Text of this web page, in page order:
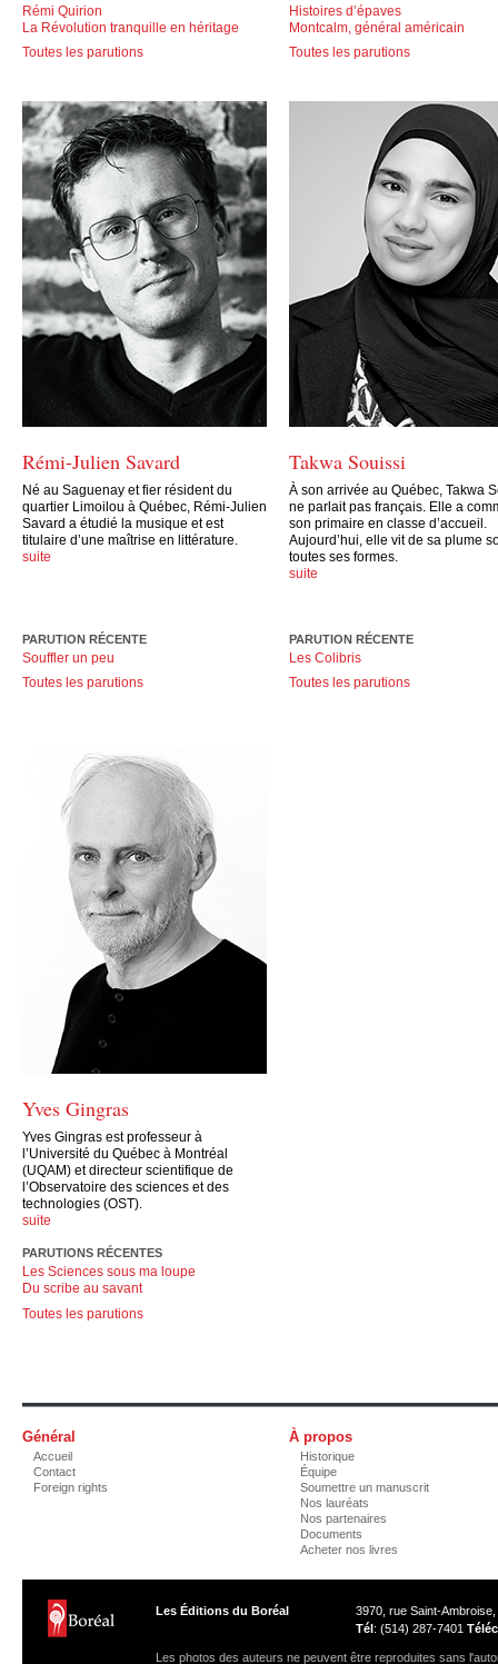
Rémi Quirion
La Révolution tranquille en héritage
Toutes les parutions
Histoires d’épaves
Montcalm, général américain
Toutes les parutions
Rémi-Julien Savard
Né au Saguenay et fier résident du
quartier Limoilou à Québec, Rémi-Julien
Savard a étudié la musique et est
titulaire d’une maîtrise en littérature.
suite
PARUTION RÉCENTE
Souffler un peu
Toutes les parutions
Takwa Souissi
À son arrivée au Québec, Takwa
ne parlait pas français. Elle a
son primaire en classe d’accueil.
Aujourd’hui, elle vit de sa plume
toutes ses formes.
suite
PARUTION RÉCENTE
Les Colibris
Toutes les parutions
Yves Gingras
Yves Gingras est professeur à
l’Université du Québec à Montréal
(UQAM) et directeur scientifique de
l’Observatoire des sciences et des
technologies (OST).
suite
PARUTIONS RÉCENTES
Les Sciences sous ma loupe
Du scribe au savant
Toutes les parutions
Général
Accueil
Contact
Foreign rights
À propos
Historique
Équipe
Soumettre un manuscrit
Nos lauréats
Nos partenaires
Documents
Acheter nos livres
Les Éditions du Boréal
3970, rue Saint-
Tél: (514) 287-7401 Téléc
Les photos des auteurs ne peuvent être reproduites sans